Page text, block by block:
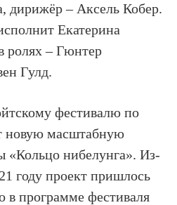
дирижёр – Аксель Кобер.
Екатерина
ролях – Гюнтер
Гулд.
фестивалю по
новую масштабную
«Кольцо нибелунга». Из-
году проект пришлось
в программе фестиваля